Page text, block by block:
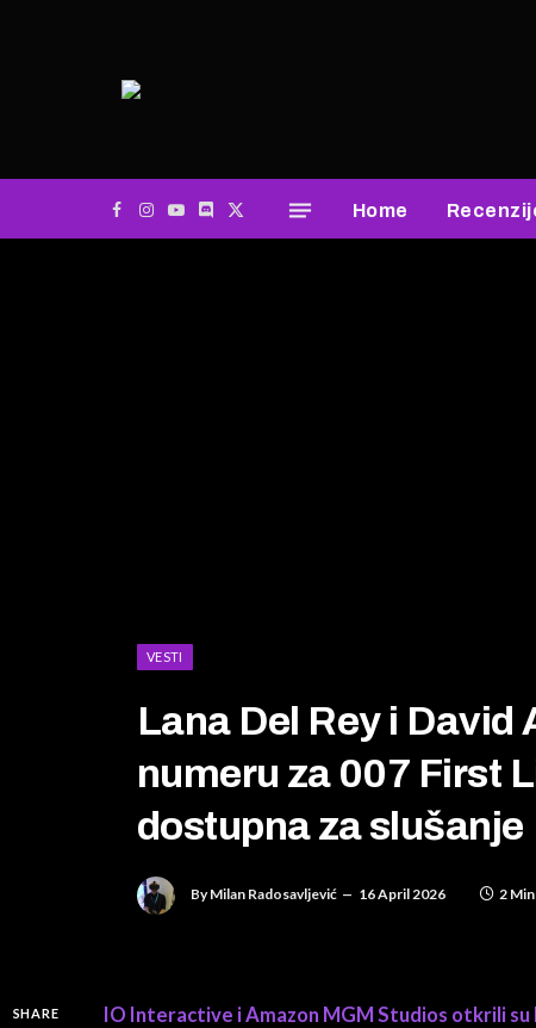
Facebook
Instagram
YouTube
Discord
X
Home
VESTI
Lana Del Rey i
numeru za 007 First
dostupna za slušanje
By Milan Radosavljević 16 April 2026 2
SHARE
IO Interactive i Amazon MGM Studios otkrili